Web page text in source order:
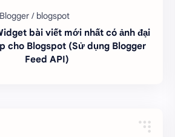
bài viết mới nhất có ảnh đại
cho Blogspot (Sử dụng Blogger
Feed API)